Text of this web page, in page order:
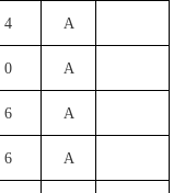
4 A
0 A
6 A
6 A